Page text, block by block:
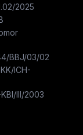
2025
BBJ/03/02
ICH-
III/2003